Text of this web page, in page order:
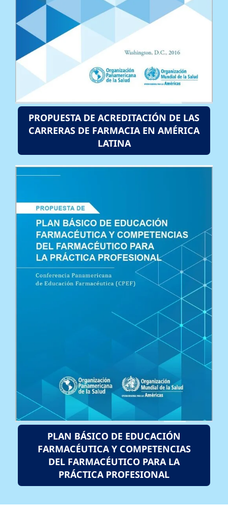
PROPUESTA DE ACREDITACIÓN DE LAS
CARRERAS DE FARMACIA EN AMÉRICA
LATINA
PLAN BÁSICO DE EDUCACIÓN
FARMACÉUTICA Y COMPETENCIAS
DEL FARMACÉUTICO PARA LA
PRÁCTICA PROFESIONAL